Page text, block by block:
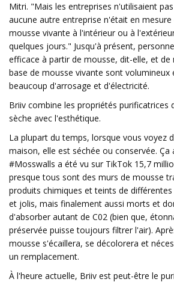
Mitri. "Mais les entreprises n'utilisaient
aucune autre entreprise n'était en
mousse vivante à l'intérieur ou à
quelques jours." Jusqu'à présent,
efficace à partir de mousse, dit-elle, et
base de mousse vivante sont volumineux
beaucoup d'arrosage et d'électricité.
Briiv combine les propriétés purificatrices
sèche avec l'esthétique.
La plupart du temps, lorsque vous voyez
maison, elle est séchée ou conservée. Ça
#Mosswalls a été vu sur TikTok 15,7
presque tous sont des murs de mousse
produits chimiques et teints de
et jolis, mais finalement aussi morts et
d'absorber autant de C02 (bien que,
préservée puisse toujours filtrer l'air).
mousse s'écaillera, se décolorera et
un remplacement.
À l'heure actuelle, Briiv est peut-être le